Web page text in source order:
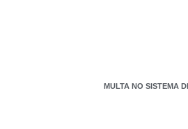
MULTA NO SISTEMA